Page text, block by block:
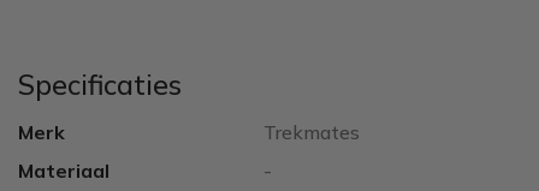
Specificaties
Merk
Trekmates
Materiaal
-